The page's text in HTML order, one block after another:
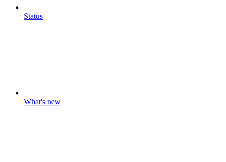
Status
What's new